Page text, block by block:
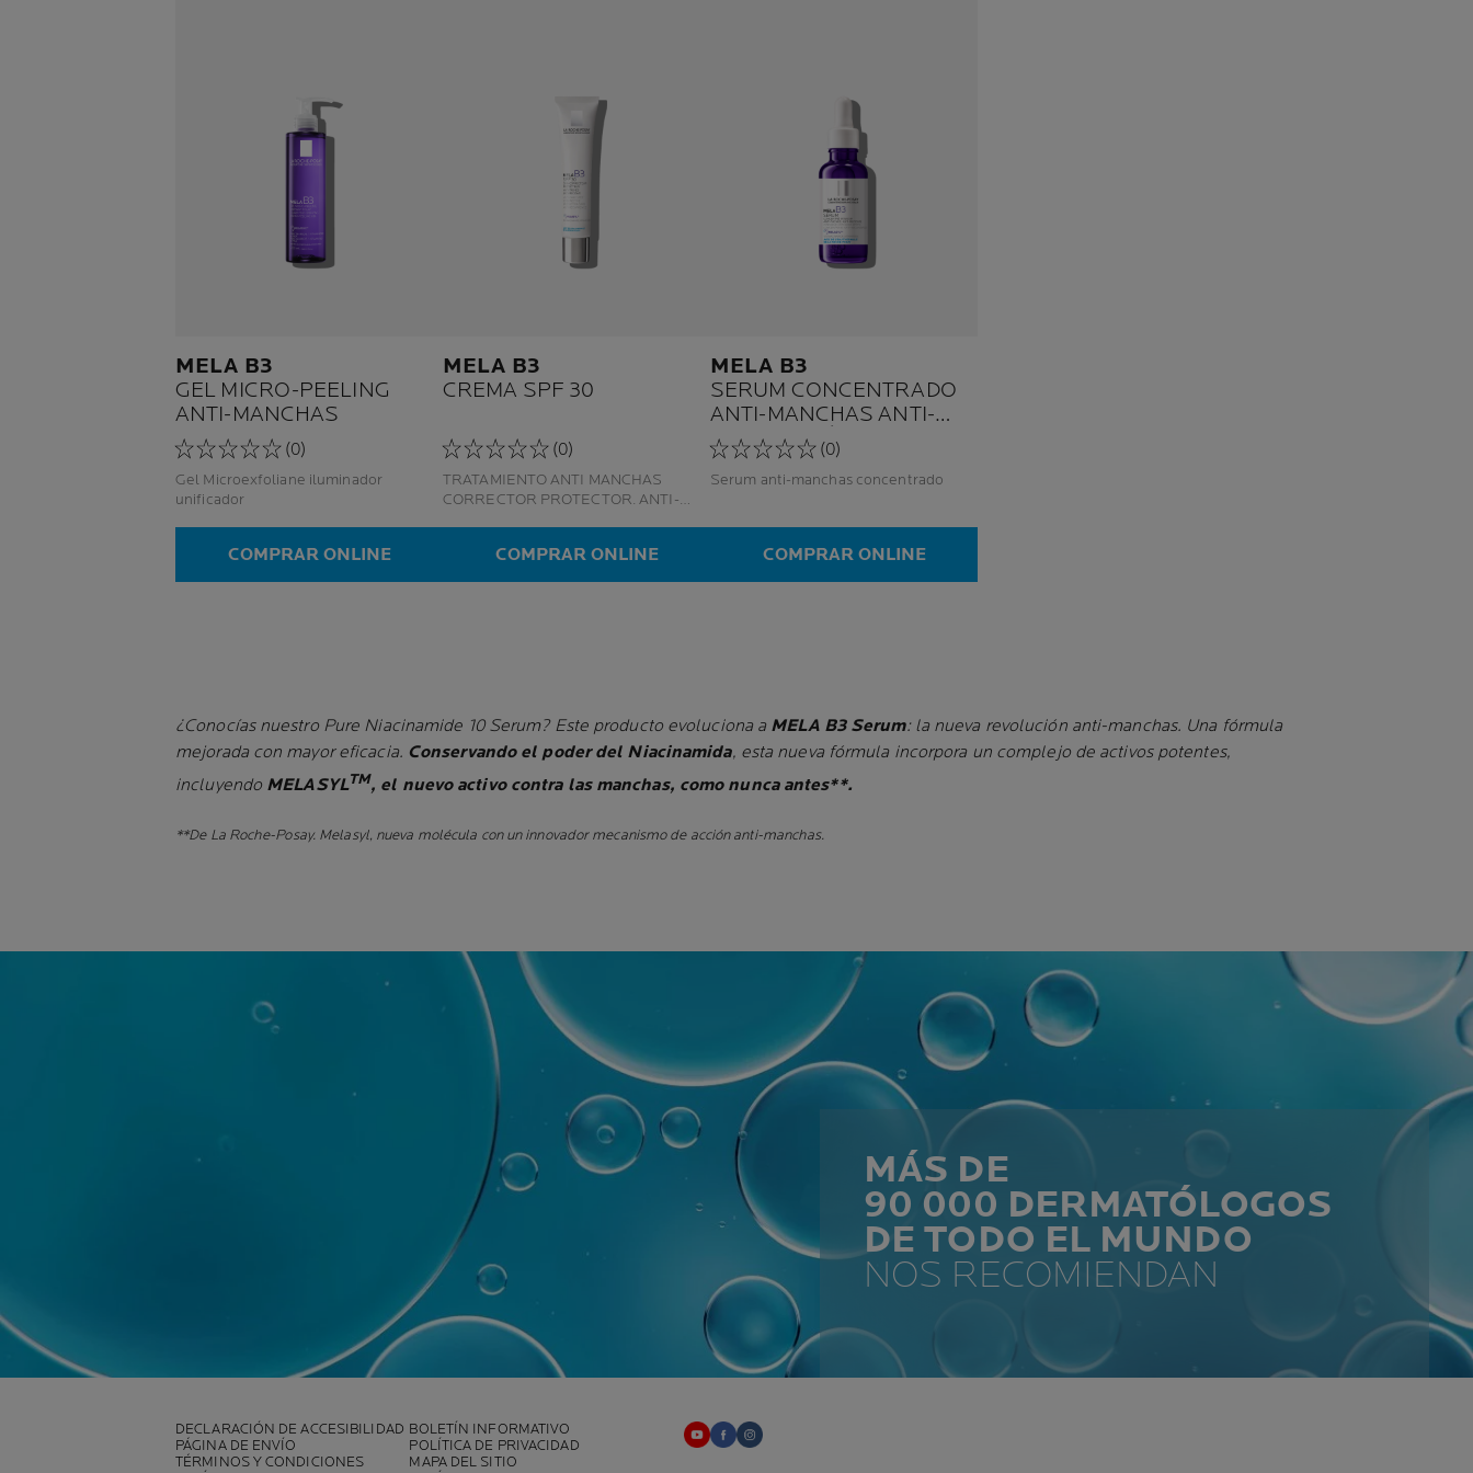
MELA B3
GEL MICRO-PEELING
ANTI-MANCHAS
(0)
Gel Microexfoliane iluminador
unificador
COMPRAR ONLINE
MELA B3
CREMA SPF 30
(0)
TRATAMIENTO ANTI MANCHAS
CORRECTOR PROTECTOR. ANTI-
COMPRAR ONLINE
MELA B3
SERUM CONCENTRADO
ANTI-MANCHAS ANTI-
REAPARICIÓN
(0)
Serum anti-manchas concentrado
COMPRAR ONLINE
¿Conocías nuestro Pure Niacinamide 10 Serum? Este producto evoluciona a MELA B3 Serum: la nueva revolución anti-manchas. Una fórmula
mejorada con mayor eficacia. Conservando el poder del Niacinamida, esta nueva fórmula incorpora un complejo de activos potentes,
incluyendo MELASYLTM, el nuevo activo contra las manchas, como nunca antes**.
**De La Roche-Posay. Melasyl, nueva molécula con un innovador mecanismo de acción anti-manchas.
MÁS DE
90 000 DERMATÓLOGOS
DE TODO EL MUNDO
NOS RECOMIENDAN
DECLARACIÓN DE ACCESIBILIDAD BOLETÍN INFORMATIVO
PÁGINA DE ENVÍO
POLÍTICA DE PRIVACIDAD
TÉRMINOS Y CONDICIONES
MAPA DEL SITIO